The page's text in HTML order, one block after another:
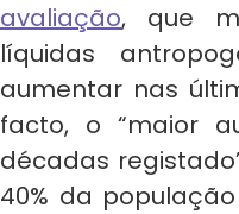
avaliação, que
líquidas
aumentar nas
facto, o “maior
décadas
40% da